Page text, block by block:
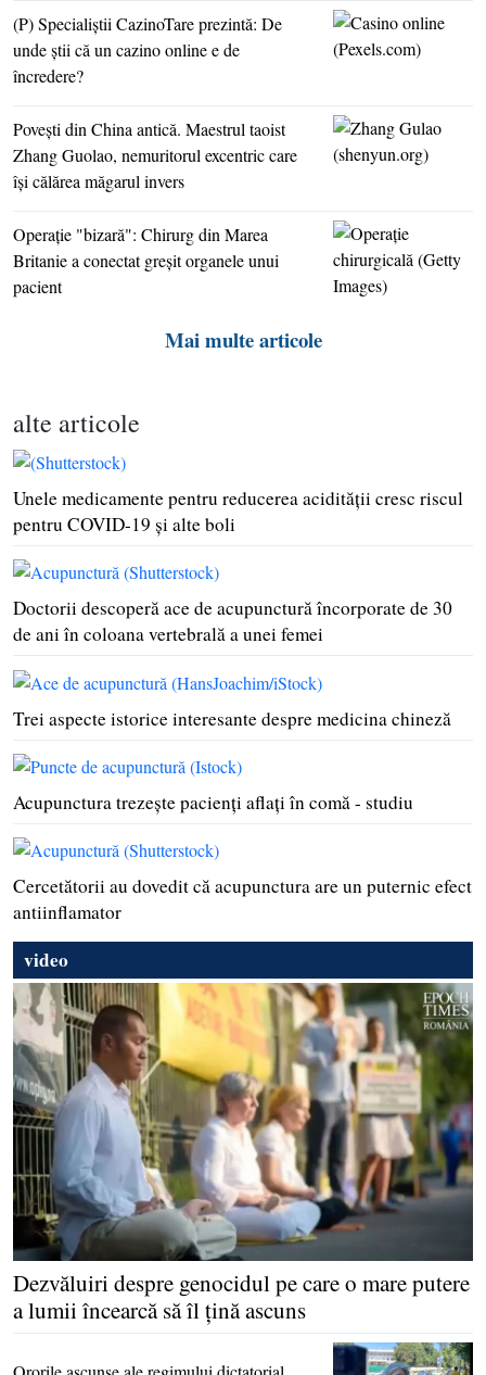
alte articole
Unele medicamente pentru reducerea acidităţii cresc riscul
pentru COVID-19 şi alte boli
Doctorii descoperă ace de acupunctură încorporate de 30
de ani în coloana vertebrală a unei femei
Trei aspecte istorice interesante despre medicina chineză
Acupunctura trezeşte pacienţi aflaţi în comă - studiu
Cercetătorii au dovedit că acupunctura are un puternic efect
antiinflamator
video
Dezvăluiri despre genocidul pe care o mare putere
a lumii încearcă să îl ţină ascuns
(P) Specialiştii CazinoTare prezintă: De
unde ştii că un cazino online e de
încredere?
Poveşti din China antică. Maestrul taoist
Zhang Guolao, nemuritorul excentric care
îşi călărea măgarul invers
Operaţie "bizară": Chirurg din Marea
Britanie a conectat greşit organele unui
pacient
Mai multe articole